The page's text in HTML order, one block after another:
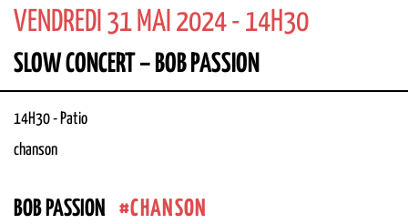
VENDREDI 31 MAI 2024 - 14H30
SLOW CONCERT – BOB PASSION
14H30- Patio
chanson
BOB PASSION CHANSON